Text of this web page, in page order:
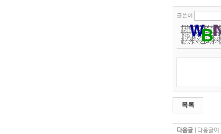
글쓴이
목록
다음글 | 다음글이